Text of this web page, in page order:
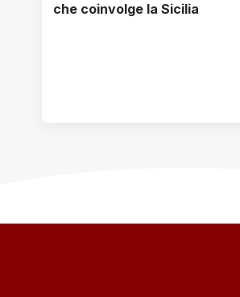
che coinvolge la Sicilia